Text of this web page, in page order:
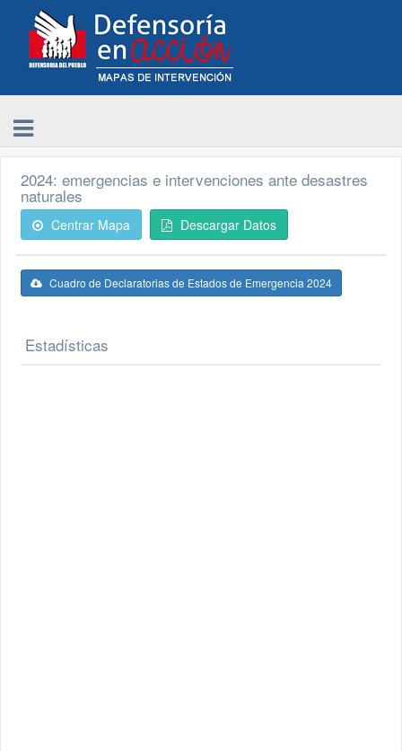
2024: emergencias e intervenciones ante desastres
naturales
Centrar Mapa Descargar Datos
Cuadro de Declaratorias de Estados de Emergencia 2024
Estadísticas